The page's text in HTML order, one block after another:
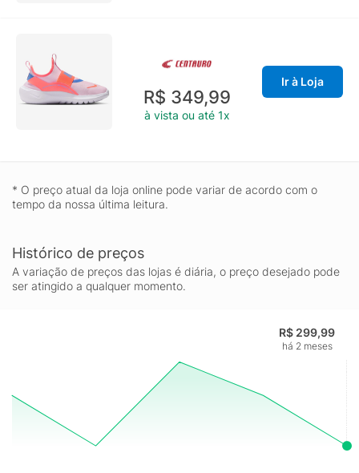
R$ 349,99
à vista ou até 1x
Ir à Loja
* O preço atual da loja online pode variar de acordo com o
tempo da nossa última leitura.
Histórico de preços
A variação de preços das lojas é diária, o preço desejado pode
ser atingido a qualquer momento.
R$ 299,99
há 2 meses